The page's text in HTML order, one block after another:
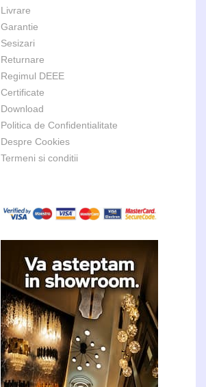
Livrare
Garantie
Sesizari
Returnare
Regimul DEEE
Certificate
Download
Politica de Confidentialitate
Despre Cookies
Termeni si conditii